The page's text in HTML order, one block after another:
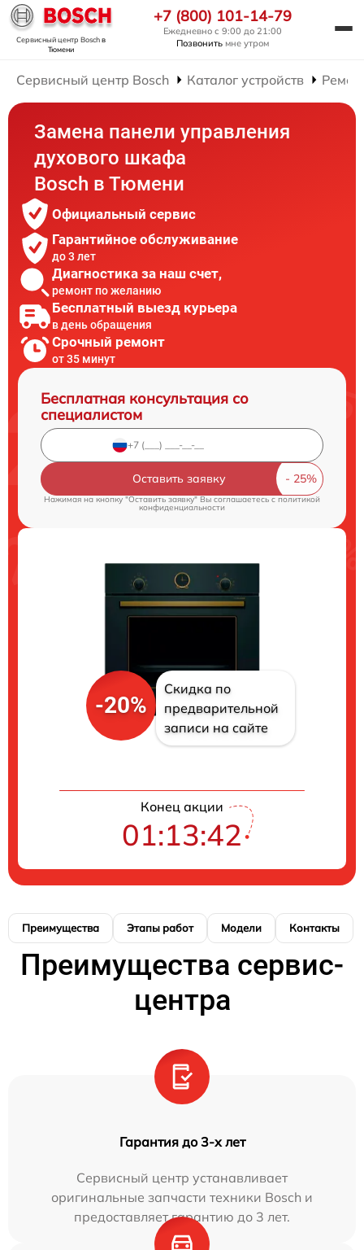
Сервисный центр Boschв
Тюмени
+7 (800) 101-14-79
Ежедневно с 9:00 до 21:00
Позвонить мне утром
Сервисный центр Bosch Каталог устройств
Замена панели управления
духового шкафа
Bosch в Тюмени
Официальный сервис
Гарантийное обслуживание
до 3 лет
Диагностика за наш счет,
ремонт по желанию
Бесплатный выезд курьера
в день обращения
Срочный ремонт
от 35 минут
Бесплатная консультация со
специалистом
Оставить заявку
Нажимая на кнопку "Оставить заявку" Вы соглашаетесь cполитикой
конфиденциальности
-20%
Скидка по
предварительной
записи на сайте
Конец акции
01:13:41
Преимущества Этапы работ Модели Контакты
Преимущества сервис-
центра
Гарантия до 3-х лет
Сервисный центр устанавливает
оригинальные запчасти техники Bosch и
предоставляет гарантию до 3 лет.